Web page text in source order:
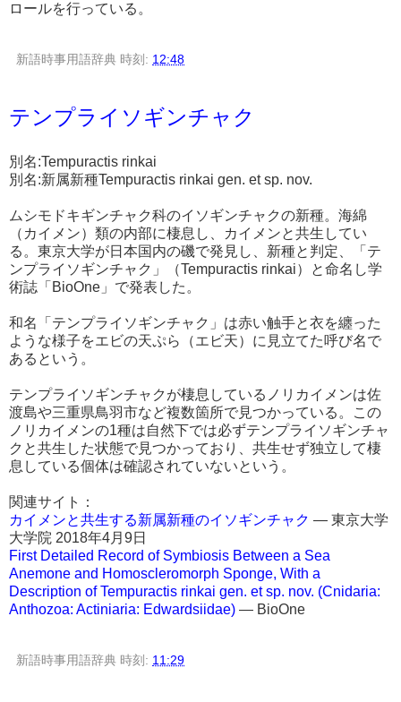
ロールを行っている。
新語時事用語辞典 時刻: 12:48
テンプライソギンチャク
別名:Tempuractis rinkai
別名:新属新種Tempuractis rinkai gen. et sp. nov.
ムシモドキギンチャク科のイソギンチャクの新種。海綿
（カイメン）類の内部に棲息し、カイメンと共生してい
る。東京大学が日本国内の磯で発見し、新種と判定、「テ
ンプライソギンチャク」（Tempuractis rinkai）と命名し学
術誌「BioOne」で発表した。
和名「テンプライソギンチャク」は赤い触手と衣を纏った
ような様子をエビの天ぷら（エビ天）に見立てた呼び名で
あるという。
テンプライソギンチャクが棲息しているノリカイメンは佐
渡島や三重県鳥羽市など複数箇所で見つかっている。この
ノリカイメンの1種は自然下では必ずテンプライソギンチャ
クと共生した状態で見つかっており、共生せず独立して棲
息している個体は確認されていないという。
関連サイト：
カイメンと共生する新属新種のイソギンチャク ― 東京大学
大学院 2018年4月9日
First Detailed Record of Symbiosis Between a Sea
Anemone and Homoscleromorph Sponge, With a
Description of Tempuractis rinkai gen. et sp. nov. (Cnidaria:
Anthozoa: Actiniaria: Edwardsiidae) ― BioOne
新語時事用語辞典 時刻: 11:29